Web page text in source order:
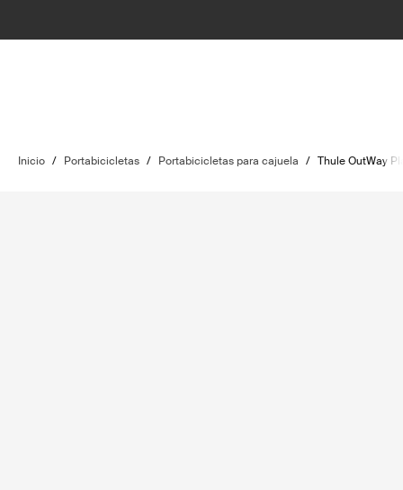
Inicio / Portabicicletas / Portabicicletas para cajuela / Thule OutWay